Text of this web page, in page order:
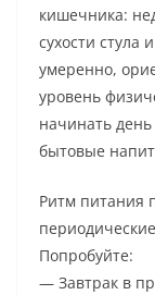
кишечника:
сухости стула
умеренно,
уровень
начинать
бытовые
Ритм питания
Попробуйте:
— Завтрак в